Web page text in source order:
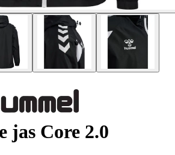
jas Core 2.0